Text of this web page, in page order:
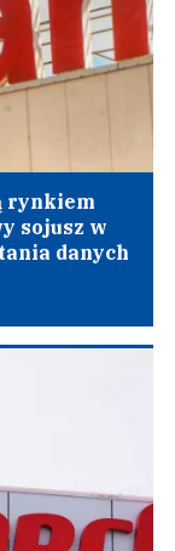
rynkiem
sojusz w
danych